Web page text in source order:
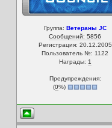
Группа: Ветераны JC
Сообщений: 5856
Регистрация: 20.12.2005
Пользователь №: 1122
Награды: 1
Предупреждения:
(0%)